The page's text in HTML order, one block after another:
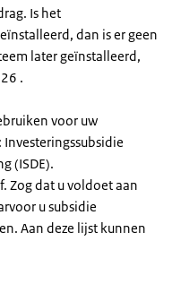
Is het
dan is er geen
later geïnstalleerd,
.
voor uw
(ISDE).
Zog dat u voldoet aan
u subsidie
Aan deze lijst kunnen